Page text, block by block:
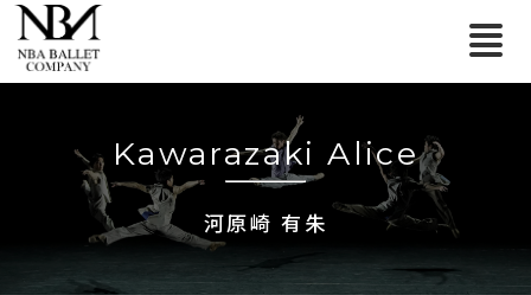
Kawarazaki Alice
河原崎 有朱